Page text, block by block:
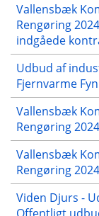
Vallensbæk
Rengøring
indgåede
Udbud af
Fjernvarme
Vallensbæk
Rengøring
Vallensbæk
Rengøring
Viden Djurs -